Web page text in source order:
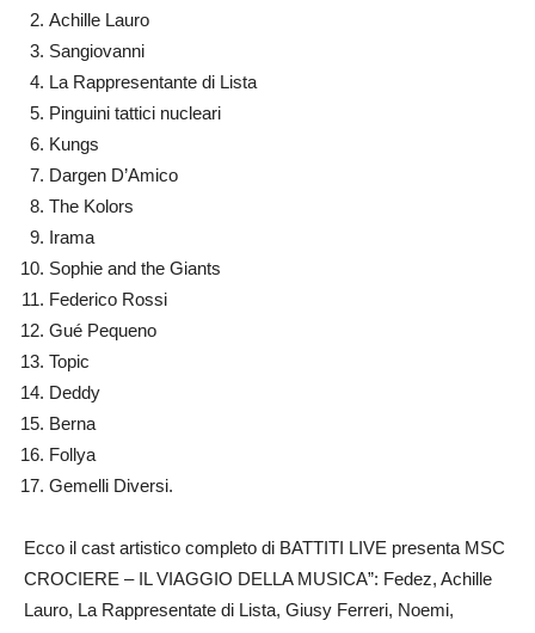
Achille Lauro
Sangiovanni
La Rappresentante di Lista
Pinguini tattici nucleari
Kungs
Dargen D’Amico
The Kolors
Irama
Sophie and the Giants
Federico Rossi
Gué Pequeno
Topic
Deddy
Berna
Follya
Gemelli Diversi.
Ecco il cast artistico completo di BATTITI LIVE presenta MSC
CROCIERE – IL VIAGGIO DELLA MUSICA”: Fedez, Achille
Lauro, La Rappresentate di Lista, Giusy Ferreri, Noemi,